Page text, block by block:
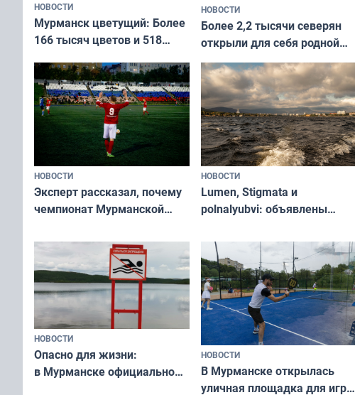
НОВОСТИ
Мурманск цветущий: Более
166 тысяч цветов и 518
НОВОСТИ
Более 2,2 тысячи северян
открыли для себя родной
край в рамках проекта
«Туризм для своих»
НОВОСТИ
Эксперт рассказал, почему
чемпионат Мурманской
незамеченным
НОВОСТИ
Lumen, Stigmata и
polnalyubvi: объявлены
«Имандра» в 2026 года
НОВОСТИ
Опасно для жизни:
в Мурманске официально
НОВОСТИ
В Мурманске открылась
уличная площадка для игры